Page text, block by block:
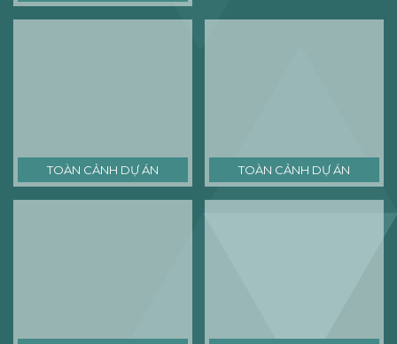
TOÀN CẢNH DỰ ÁN TOÀN CẢNH DỰ ÁN